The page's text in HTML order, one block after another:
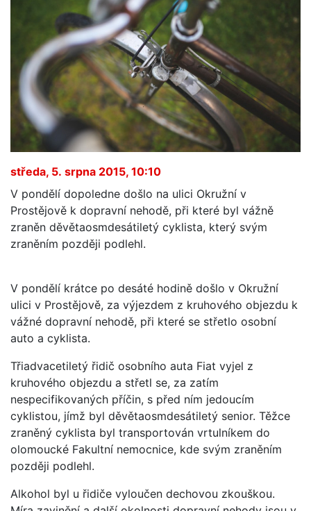
středa, 5. srpna 2015, 10:10
V pondělí dopoledne došlo na ulici Okružní v
Prostějově k dopravní nehodě, při které byl vážně
zraněn děvětaosmdesátiletý cyklista, který svým
zraněním později podlehl.
V pondělí krátce po desáté hodině došlo v Okružní
ulici v Prostějově, za výjezdem z kruhového objezdu k
vážné dopravní nehodě, při které se střetlo osobní
auto a cyklista.
Třiadvacetiletý řidič osobního auta Fiat vyjel z
kruhového objezdu a střetl se, za zatím
nespecifikovaných příčin, s před ním jedoucím
cyklistou, jímž byl děvětaosmdesátiletý senior. Těžce
zraněný cyklista byl transportován vrtulníkem do
olomoucké Fakultní nemocnice, kde svým zraněním
později podlehl.
Alkohol byl u řidiče vyloučen dechovou zkouškou.